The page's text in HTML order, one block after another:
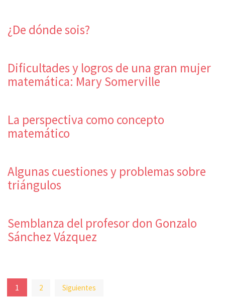
¿De dónde sois?
Dificultades y logros de una gran mujer
matemática: Mary Somerville
La perspectiva como concepto
matemático
Algunas cuestiones y problemas sobre
triángulos
Semblanza del profesor don Gonzalo
Sánchez Vázquez
Paginación
de
1 2 Siguientes